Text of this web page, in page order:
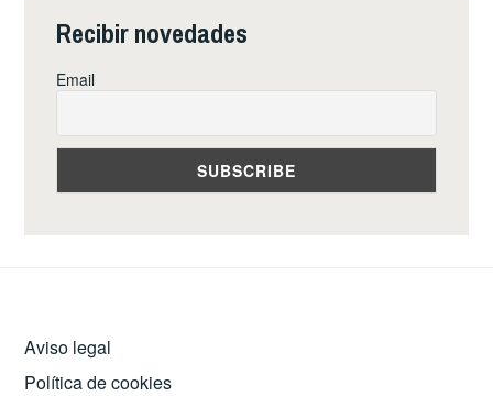
Recibir novedades
Email
Aviso legal
Política de cookies